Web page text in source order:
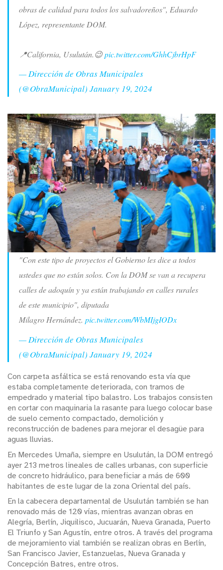
obras de calidad para todos los salvadoreños", Eduardo
López, representante DOM.
📍California, Usulután.😉pic.twitter.com/GhhCjbrHpF
— Dirección de Obras Municipales
(@ObraMunicipal) January 19, 2024
"Con este tipo de proyectos el Gobierno les dice a todos
ustedes que no están solos. Con la DOM se van a recupera
calles de adoquín y ya están trabajando en calles rurales
de este municipio", diputada
Milagro Hernández. pic.twitter.com/WbMIjgIODx
— Dirección de Obras Municipales
(@ObraMunicipal) January 19, 2024
Con carpeta asfáltica se está renovando esta vía que
estaba completamente deteriorada, con tramos de
empedrado y material tipo balastro. Los trabajos consisten
en cortar con maquinaria la rasante para luego colocar base
de suelo cemento compactado, demolición y
reconstrucción de badenes para mejorar el desagüe para
aguas lluvias.
En Mercedes Umaña, siempre en Usulután, la DOM entregó
ayer 213 metros lineales de calles urbanas, con superficie
de concreto hidráulico, para beneficiar a más de 600
habitantes de este lugar de la zona Oriental del país.
En la cabecera departamental de Usulután también se han
renovado más de 120 vías, mientras avanzan obras en
Alegría, Berlín, Jiquilisco, Jucuarán, Nueva Granada, Puerto
El Triunfo y San Agustín, entre otros. A través del programa
de mejoramiento vial también se realizan obras en Berlín,
San Francisco Javier, Estanzuelas, Nueva Granada y
Concepción Batres, entre otros.